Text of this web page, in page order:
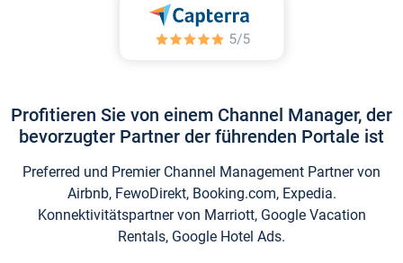
Profitieren Sie von einem Channel Manager, der
bevorzugter Partner der führenden Portale ist
Preferred und Premier Channel Management Partner von
Airbnb, FewoDirekt, Booking.com, Expedia.
Konnektivitätspartner von Marriott, Google Vacation
Rentals, Google Hotel Ads.